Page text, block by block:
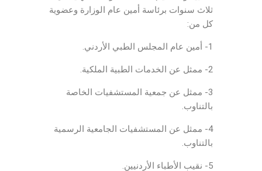
ثلاث سنوات برئاسة أمين عام الوزارة وعضوية
كل من:
1- أمين عام المجلس الطبي الأردني.
2- ممثل عن الخدمات الطبية الملكية.
3- ممثل عن جمعية المستشفيات الخاصة
بالتناوب.
4- ممثل عن المستشفيات الجامعية الرسمية
بالتناوب.
5- نقيب الأطباء الأردنيين.